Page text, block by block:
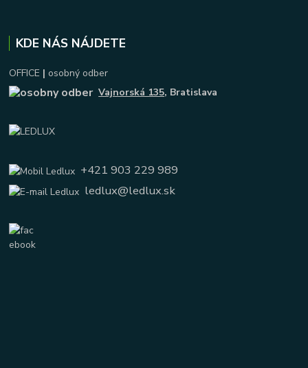
KDE NÁS NÁJDETE
OFFICE | osobný odber
Vajnorská 135, Bratislava
+421 903 229 989
ledlux@ledlux.sk